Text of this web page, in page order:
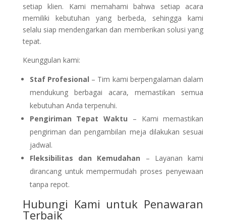
setiap klien. Kami memahami bahwa setiap acara
memiliki kebutuhan yang berbeda, sehingga kami
selalu siap mendengarkan dan memberikan solusi yang
tepat.
Keunggulan kami:
Staf Profesional – Tim kami berpengalaman dalam
mendukung berbagai acara, memastikan semua
kebutuhan Anda terpenuhi.
Pengiriman Tepat Waktu – Kami memastikan
pengiriman dan pengambilan meja dilakukan sesuai
jadwal.
Fleksibilitas dan Kemudahan – Layanan kami
dirancang untuk mempermudah proses penyewaan
tanpa repot.
Hubungi Kami untuk Penawaran
Terbaik